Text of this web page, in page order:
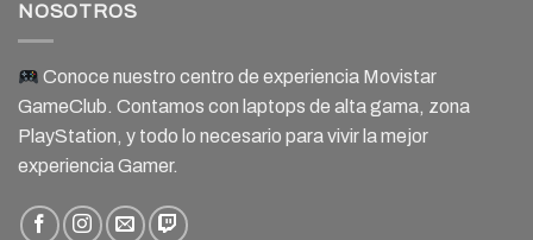
NOSOTROS
Conoce nuestro centro de experiencia Movistar
GameClub. Contamos con laptops de alta gama, zona
PlayStation, y todo lo necesario para vivir la mejor
experiencia Gamer.